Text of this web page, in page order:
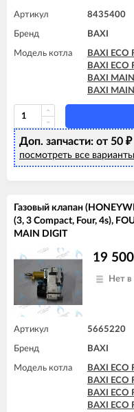
BAXI
BAXI
BAXI
BAXI
BAXI
BAXI
BAXI MAIN
Артикул 8435400
Бренд BAXI
Модель котла
BAXI ECO
BAXI ECO
BAXI
BAXI
Доп. запчасти: от 50 ₽
посмотреть все варианты
Газовый клапан
(3, 3 Compact, Four, 4s),
MAIN DIGIT
19 500
Нет
Артикул 5665220
Бренд BAXI
Модель котла
BAXI ECO
BAXI ECO
BAXI ECO
BAXI ECO